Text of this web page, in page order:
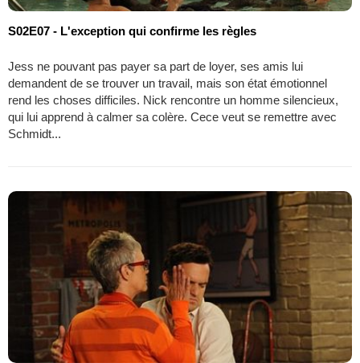
S02E07 - L'exception qui confirme les règles
Jess ne pouvant pas payer sa part de loyer, ses amis lui
demandent de se trouver un travail, mais son état émotionnel
rend les choses difficiles. Nick rencontre un homme silencieux,
qui lui apprend à calmer sa colère. Cece veut se remettre avec
Schmidt...